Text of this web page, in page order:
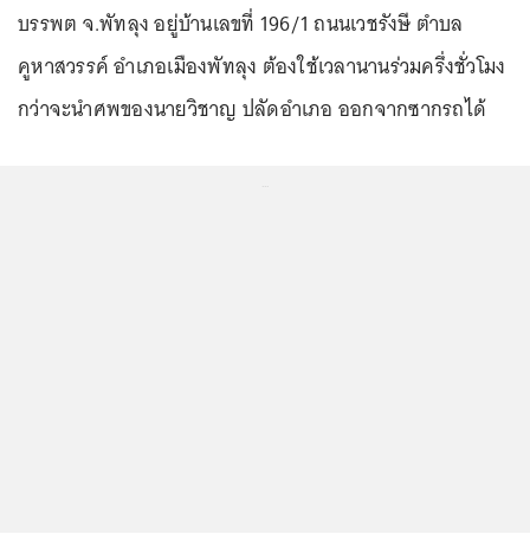
บรรพต จ.พัทลุง อยู่บ้านเลขที่ 196/1 ถนนเวชรังษี ตำบล
คูหาสวรรค์ อำเภอเมืองพัทลุง ต้องใช้เวลานานร่วมครึ่งชั่วโมง
กว่าจะนำศพของนายวิชาญ ปลัดอำเภอ ออกจากซากรถได้